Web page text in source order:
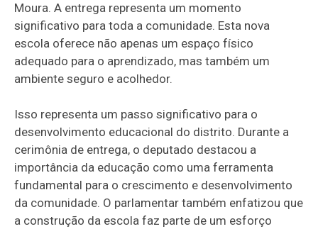
Moura. A entrega representa um momento
significativo para toda a comunidade. Esta nova
escola oferece não apenas um espaço físico
adequado para o aprendizado, mas também um
ambiente seguro e acolhedor.
Isso representa um passo significativo para o
desenvolvimento educacional do distrito. Durante a
cerimônia de entrega, o deputado destacou a
importância da educação como uma ferramenta
fundamental para o crescimento e desenvolvimento
da comunidade. O parlamentar também enfatizou que
a construção da escola faz parte de um esforço